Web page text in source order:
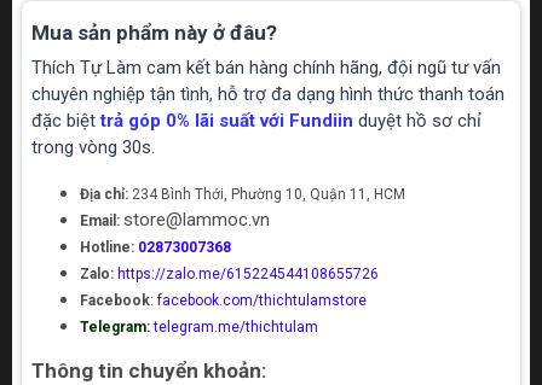
Mua sản phẩm này ở đâu?
Thích Tự Làm cam kết bán hàng chính hãng, đội ngũ tư vấn
chuyên nghiệp tận tình, hỗ trợ đa dạng hình thức thanh toán
đặc biệttrả góp 0% lãi suất với Fundiin duyệt hồ sơ chỉ
trong vòng 30s.
Địa chỉ: 234 Bình Thới, Phường 10, Quận 11, HCM
Email: store@lammoc.vn
Hotline: 02873007368
Zalo: https://zalo.me/615224544108655726
Facebook:facebook.com/thichtulamstore
Telegram: telegram.me/thichtulam
Thông tin chuyển khoản: